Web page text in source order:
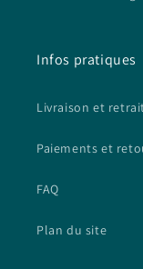
Infos pratiques
Livraison et
Paiements et
FAQ
Plan du site